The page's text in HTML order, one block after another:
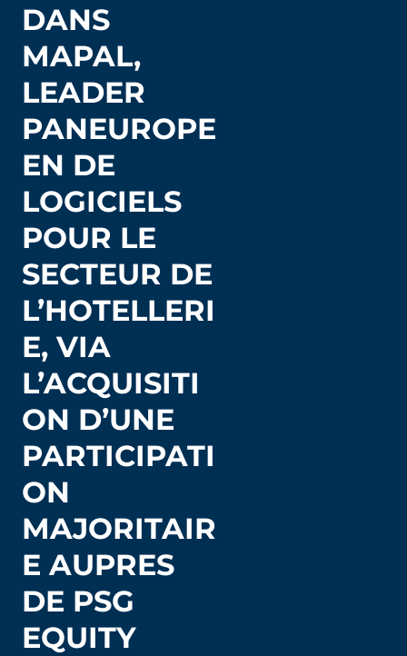
DANS
MAPAL,
LEADER
PANEUROPE
EN DE
LOGICIELS
POUR LE
SECTEUR DE
L’HOTELLERI
E, VIA
L’ACQUISITI
ON D’UNE
PARTICIPATI
ON
MAJORITAIR
E AUPRES
DE PSG
EQUITY